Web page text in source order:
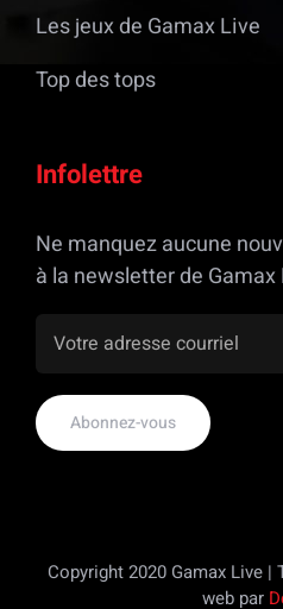
Les jeux de Gamax Live
Top des tops
Infolettre
Ne manquez aucune
à la newsletter de Gamax
Copyright 2020 Gamax Live
web par